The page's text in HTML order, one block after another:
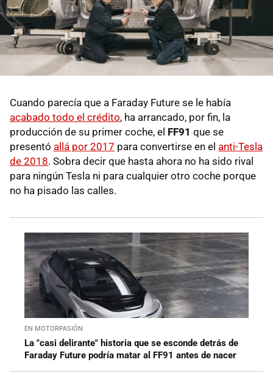
Cuando parecía que a Faraday Future se le había
acabado todo el crédito, ha arrancado, por fin, la
producción de su primer coche, el FF91 que se
presentó allá por 2017 para convertirse en el anti-Tesla
de 2018. Sobra decir que hasta ahora no ha sido rival
para ningún Tesla ni para cualquier otro coche porque
no ha pisado las calles.
EN MOTORPASIÓN
La "casi delirante" historia que se esconde detrás de
Faraday Future podría matar al FF91 antes de nacer